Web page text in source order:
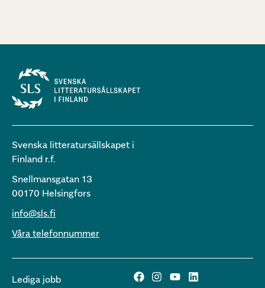
Svenska litteratursällskapet i
Finland r.f.
Snellmansgatan 13
00170 Helsingfors
info@sls.fi
Våra telefonnummer
Lediga jobb